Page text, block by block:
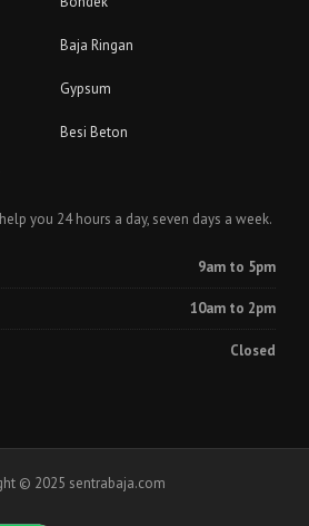
Baja Ringan
Gypsum
Besi Beton
you 24 hours a day, seven days a week.
9am to 5pm
10am to 2pm
Closed
© 2025 sentrabaja.com